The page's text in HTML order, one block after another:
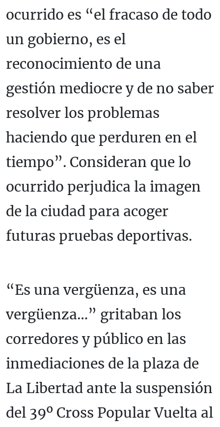
ocurrido es “el fracaso de todo
un gobierno, es el
reconocimiento de una
gestión mediocre y de no saber
resolver los problemas
haciendo que perduren en el
tiempo”. Consideran que lo
ocurrido perjudica la imagen
de la ciudad para acoger
futuras pruebas deportivas.
“Es una vergüenza, es una
vergüenza…” gritaban los
corredores y público en las
inmediaciones de la plaza de
La Libertad ante la suspensión
del 39º Cross Popular Vuelta al